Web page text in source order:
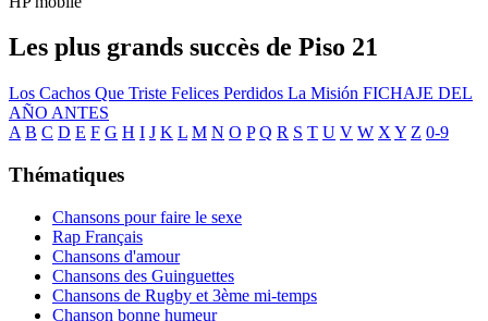
Les plus grands succès de Piso 21
Los Cachos Que Triste Felices Perdidos La Misión FICHAJE DEL
AÑO ANTES
A B C D E F G H I J K L M N O P Q R S T U V W X Y Z 0-9
Thématiques
Chansons pour faire le sexe
Rap Français
Chansons d'amour
Chansons des Guinguettes
Chansons de Rugby et 3ème mi-temps
Chanson bonne humeur